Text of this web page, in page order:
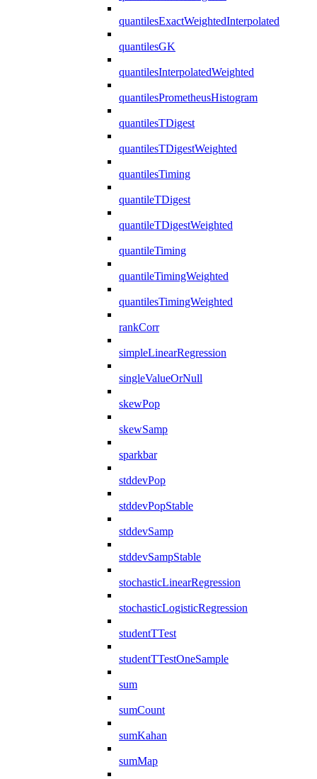
quantilesExactWeightedInterpolated
quantilesGK
quantilesInterpolatedWeighted
quantilesPrometheusHistogram
quantilesTDigest
quantilesTDigestWeighted
quantilesTiming
quantileTDigest
quantileTDigestWeighted
quantileTiming
quantileTimingWeighted
quantilesTimingWeighted
rankCorr
simpleLinearRegression
singleValueOrNull
skewPop
skewSamp
sparkbar
stddevPop
stddevPopStable
stddevSamp
stddevSampStable
stochasticLinearRegression
stochasticLogisticRegression
studentTTest
studentTTestOneSample
sum
sumCount
sumKahan
sumMap